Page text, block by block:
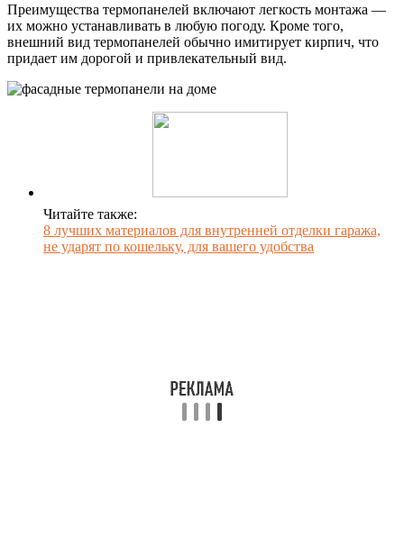
Преимущества термопанелей включают легкость монтажа —
их можно устанавливать в любую погоду. Кроме того,
внешний вид термопанелей обычно имитирует кирпич, что
придает им дорогой и привлекательный вид.
Читайте также:
8 лучших материалов для внутренней отделки гаража,
не ударят по кошельку, для вашего удобства